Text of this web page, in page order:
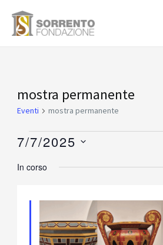
mostra permanente
Eventi mostra permanente
Eventi
for
Luglio
7,
2025
7/7/2025
In corso